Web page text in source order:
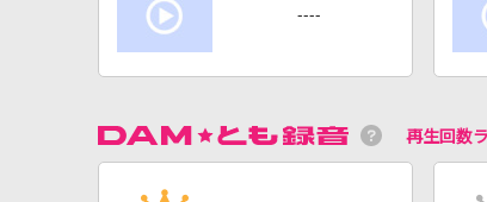
----
再生回数